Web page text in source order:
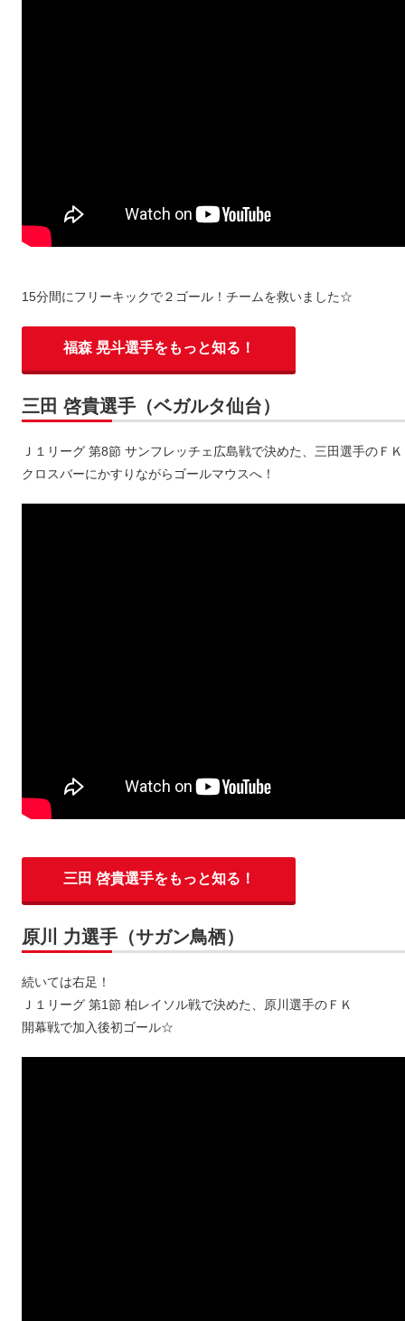
15分間にフリーキックで２ゴール！チームを救いました☆
福森 晃斗選手をもっと知る！
三田 啓貴選手（ベガルタ仙台）
Ｊ１リーグ 第8節 サンフレッチェ広島戦で決めた、三田選手のＦＫ
クロスバーにかすりながらゴールマウスへ！
三田 啓貴選手をもっと知る！
原川 力選手（サガン鳥栖）
続いては右足！
Ｊ１リーグ 第1節 柏レイソル戦で決めた、原川選手のＦＫ
開幕戦で加入後初ゴール☆